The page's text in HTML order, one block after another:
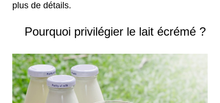
plus de détails.
Pourquoi privilégier le lait écrémé ?